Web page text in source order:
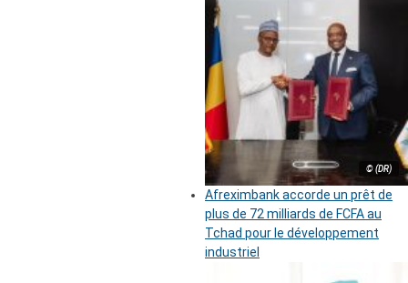
© (DR)
Afreximbank accorde un prêt de
plus de 72 milliards de FCFA au
Tchad pour le développement
industriel